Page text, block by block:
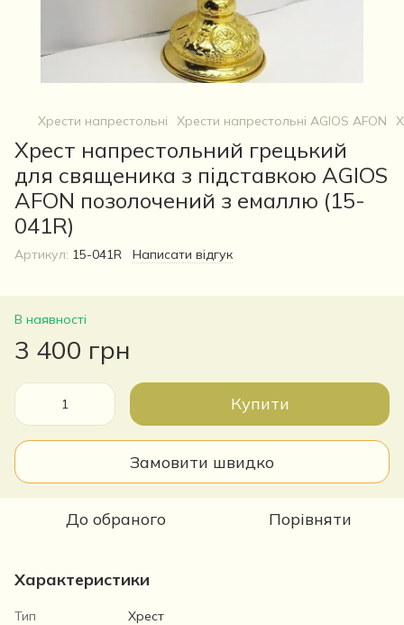
Хрести напрестольні Хрести напрестольні AGIOS AFON
Хрест напрестольний грецький
для священика з підставкою AGIOS
AFON позолочений з емаллю (15-
041R)
Артикул: 15-041R Написати відгук
В наявності
3 400 грн
Купити
Замовити швидко
До обраного Порівняти
Характеристики
Тип
Хрест